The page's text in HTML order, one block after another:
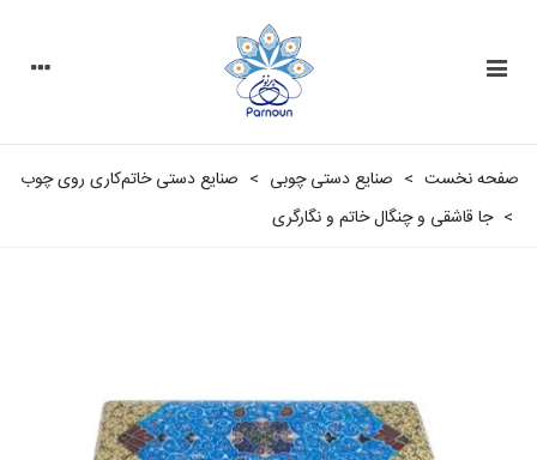
صفحه نخست > صنایع دستی چوبی > صنایع دستی خاتم‌کاری روی چوب
> جا قاشقی و چنگال خاتم و نگارگری